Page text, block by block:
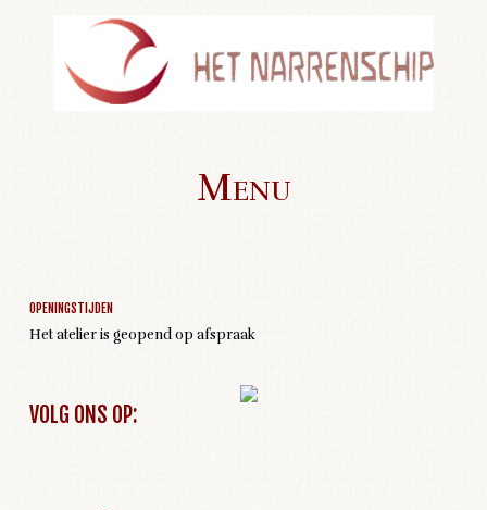
Menu
OPENINGSTIJDEN
Het atelier is geopend op afspraak
VOLG ONS OP: